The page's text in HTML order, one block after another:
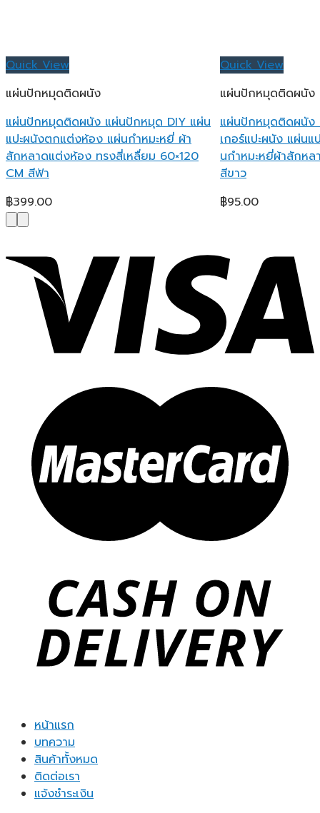
Quick View
แผ่นปักหมุดติดผนัง
แผ่นปักหมุดติดผนัง แผ่นปักหมุด DIY แผ่น
แปะผนังตกแต่งห้อง แผ่นกำหมะหยี่ ผ้า
สักหลาดแต่งห้อง ทรงสี่เหลื่ยม 60×120
CM สีฟ้า
฿399.00
Quick View
แผ่นปักหมุดติดผนัง
แผ่นปักหมุดติดผนัง
เกอร์แปะผนัง แผ่น
นกำหมะหยี่ผ้าสักห
สีขาว
฿95.00
หน้าแรก
บทความ
สินค้าทั้งหมด
ติดต่อเรา
แจ้งชำระเงิน